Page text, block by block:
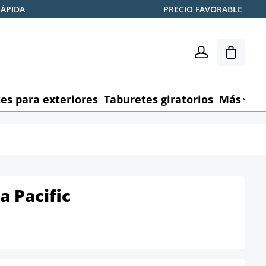
PRECIO FAVORABLE
El
para exteriores Taburetes giratorios Más
Pacific